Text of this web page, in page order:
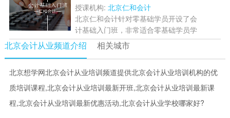
授课机构: 北京仁和会计
北京仁和会计针对零基础学员开设了会
计基础入门班，非常适合零基础学员学
习，专业教学，通过本课程学习，掌握
基本会计知识，帮助学员打下坚实基
北京会计从业频道介绍 相关城市
北京想学网北京会计从业培训频道提供北京会计从业培训机构的优
质培训课程,北京会计从业培训最新开班,北京会计从业培训最新课
程,北京会计从业培训最新优惠活动,北京会计从业学校哪家好?